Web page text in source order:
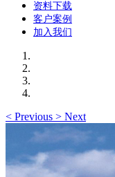
资料下载
客户案例
加入我们
< Previous > Next